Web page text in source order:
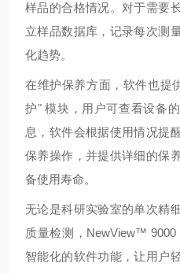
样品的合格情况。对于需要
立样品数据库，记录每次测
化趋势。
在维护保养方面，软件也提
护" 模块，用户可查看设备
息，软件会根据使用情况提
保养操作，并提供详细的保
备使用寿命。
无论是科研实验室的单次精
质量检测，NewView™
智能化的软件功能，让用户